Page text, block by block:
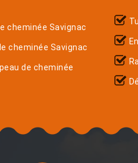
cheminée Savignac
cheminée Savignac
de cheminée